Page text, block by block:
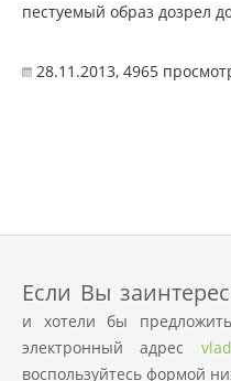
пестуемый образ дозрел
28.11.2013, 4965
Eсли Вы
и хотели бы
электронный адрес
воспользуйтесь формой